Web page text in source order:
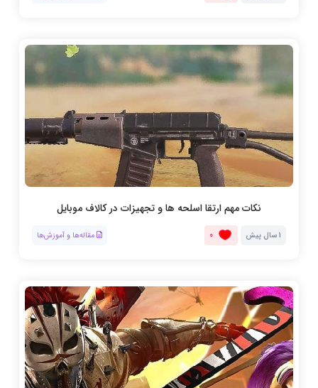
نکات مهم ارتقا اسلحه ها و تجهیزات در کالاف موبایل
1 سال پیش 0 مقاله‌ها و آموزش‌ها